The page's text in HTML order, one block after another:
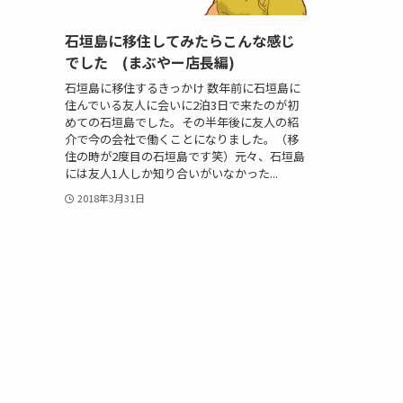
石垣島に移住してみたらこんな感じ
でした (まぶやー店長編)
石垣島に移住するきっかけ 数年前に石垣島に
住んでいる友人に会いに2泊3日で来たのが初
めての石垣島でした。その半年後に友人の紹
介で今の会社で働くことになりました。（移
住の時が2度目の石垣島です笑）元々、石垣島
には友人1人しか知り合いがいなかった...
2018年3月31日